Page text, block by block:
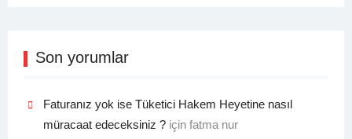
Son yorumlar
Faturanız yok ise Tüketici Hakem Heyetine nasıl
müracaat edeceksiniz ?için fatma nur